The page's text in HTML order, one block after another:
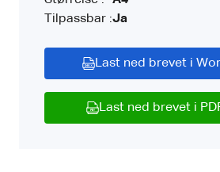
Tilpassbar :Ja
Last ned brevet i
Last ned brevet i